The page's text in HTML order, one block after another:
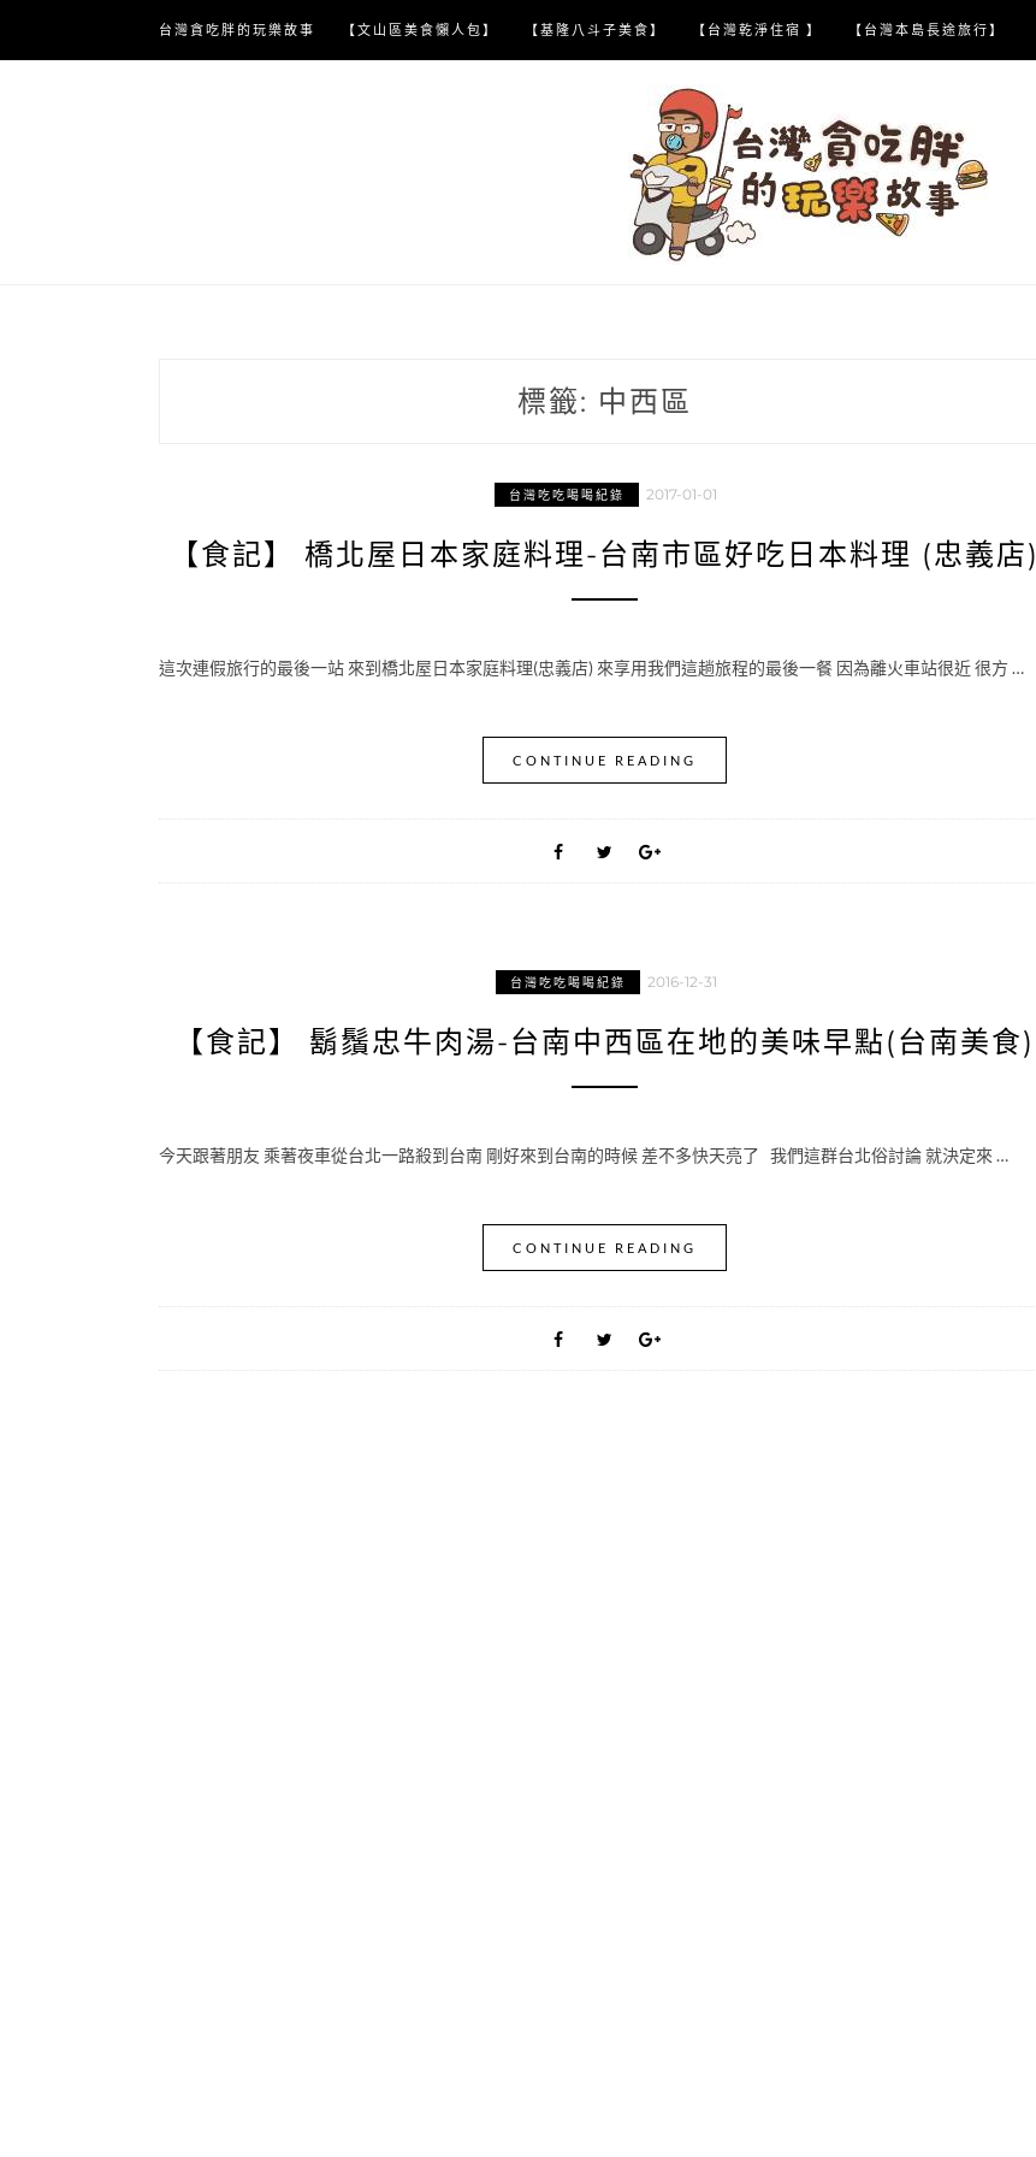
content
台灣貪吃胖的玩樂故事 【文山區美食懶人包】 【基隆八斗子美食】 【台灣乾淨住宿 】 【台灣本島長途旅行】
標籤: 中西區
台灣吃吃喝喝紀錄 2017-01-01
【食記】 橋北屋日本家庭料理-台南市區好吃日本料理 (忠義店)
這次連假旅行的最後一站 來到橋北屋日本家庭料理(忠義店) 來享用我們這趟旅程的最後一餐 因為離火車站很近 很方 …
CONTINUE READING
台灣吃吃喝喝紀錄 2016-12-31
【食記】 鬍鬚忠牛肉湯-台南中西區在地的美味早點(台南美食)
今天跟著朋友 乘著夜車從台北一路殺到台南 剛好來到台南的時候 差不多快天亮了 我們這群台北俗討論 就決定來 …
CONTINUE READING